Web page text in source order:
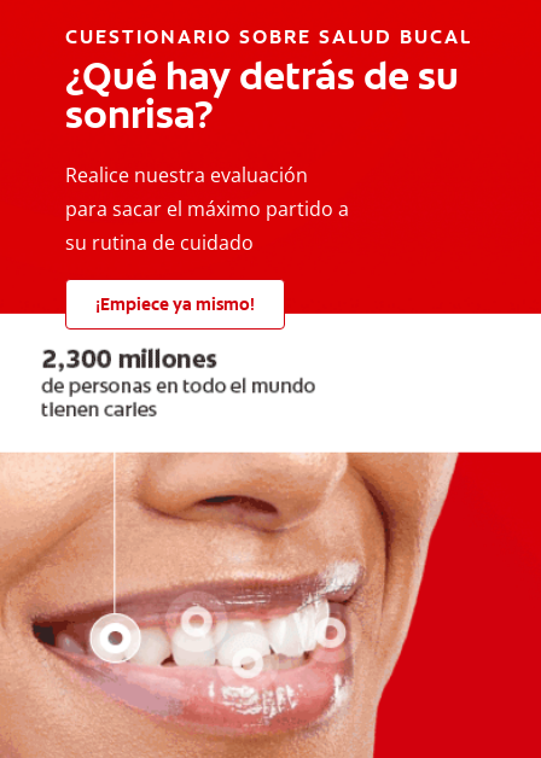
CUESTIONARIO SOBRE SALUD BUCAL
¿Qué hay detrás de su
sonrisa?
Realice nuestra evaluación
para sacar el máximo partido a
su rutina de cuidado
¡Empiece ya mismo!